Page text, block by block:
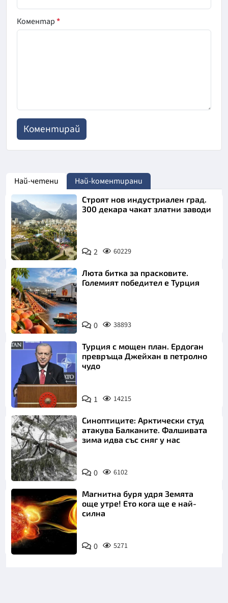
Коментар*
Най-четени Най-коментирани
Строят нов индустриален град.
300 декара чакат златни заводи
2 60229
Люта битка за прасковите.
Големият победител е Турция
0 38893
Турция с мощен план. Ердоган
превръща Джейхан в петролно
чудо
1 14215
Синоптиците: Арктически студ
атакува Балканите. Фалшивата
зима идва със сняг у нас
0 6102
Магнитна буря удря Земята
още утре! Ето кога ще е най-
силна
0 5271